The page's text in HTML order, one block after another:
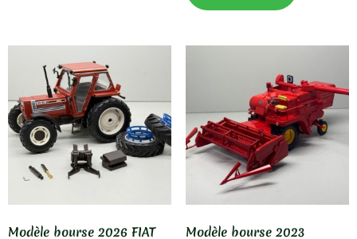
Modèle bourse 2026 FIAT
Modèle bourse 2023